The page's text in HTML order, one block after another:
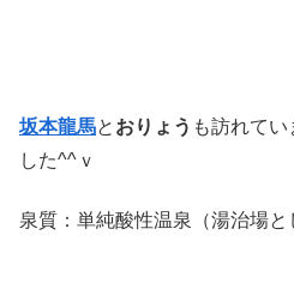
坂本龍馬と おりょう も訪れて
した^^ｖ
泉質：単純酸性温泉（湯治場と